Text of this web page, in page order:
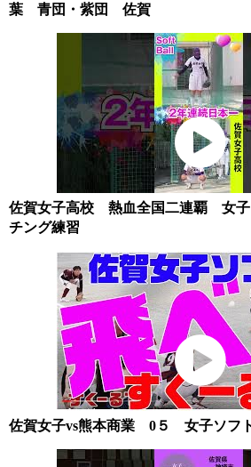
葉 青団・紫団 佐賀
佐賀女子高校 熱血全国二連覇 女
チング練習
佐賀女子vs熊本商業 0５ 女子ソフ